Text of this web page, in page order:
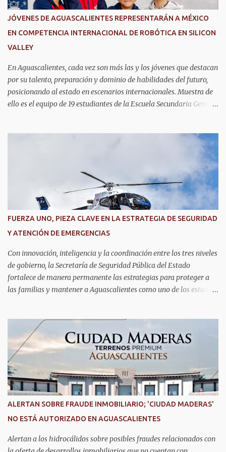
JÓVENES DE AGUASCALIENTES REPRESENTARÁN A MÉXICO
EN COMPETENCIA INTERNACIONAL DE ROBÓTICA EN SILICON
VALLEY
En Aguascalientes, cada vez son más las y los jóvenes que destacan
por su talento, preparación y dominio de habilidades del futuro,
posicionando al estado en escenarios internacionales. Muestra de
ello es el equipo de 19 estudiantes de la Escuela Secundaria General
competirán con jóvenes de todo el mundo. Su pase lo obtuvieron en
RoboRAVE México 2025, en Puerto Vallarta, tras destacar por su
precisión, creatividad y habilidades en programación, diseño de
prototipos y trabajo en equipo. Divididos en cinco equipos,
participarán en la categoría Fast Bot, en la que robots diseñados
por ellos mismos deberán recorrer una pista siguiendo una línea
con la mayor velocidad y exactitud. Este logro refleja cómo en
Aguascalientes se impulsa el desarrollo de nuevas competencias,
formando generaciones capaces de innovar y competir al más alto
nivel global.
FUERZA UNO, PIEZA CLAVE EN LA ESTRATEGIA DE SEGURIDAD
Y ATENCIÓN DE EMERGENCIAS
Con innovación, inteligencia y la coordinación entre los tres niveles
de gobierno, la Secretaría de Seguridad Pública del Estado
fortalece de manera permanente las estrategias para proteger a
las familias y mantener a Aguascalientes como uno de los estados
aérea, brindar apoyo táctico a los operativos de seguridad,
realizar traslados aeromédicos y participar en el transporte de
órganos, fortaleciendo la capacidad de respuesta de las
instituciones ante situaciones que requieren atención inmediata.
En reconocimiento a su liderazgo al mando del helicóptero Fuerza
Uno y a la contribución de esta aeronave en las operaciones de
seguridad y en los servicios de emergencia en Aguascalientes, el
secretario de Seguridad Pública del Estado, comisario general
Antonio Martínez Romo, fue distinguido durante el TechDay 2026.
Martínez Romo destacó que el helicóptero repres...
ALERTAN SOBRE FRAUDE INMOBILIARIO; 'CIUDAD MADERAS'
NO ESTÁ AUTORIZADO EN AGUASCALIENTES
Alertan a los hidrocálidos sobre posibles fraudes relacionados con